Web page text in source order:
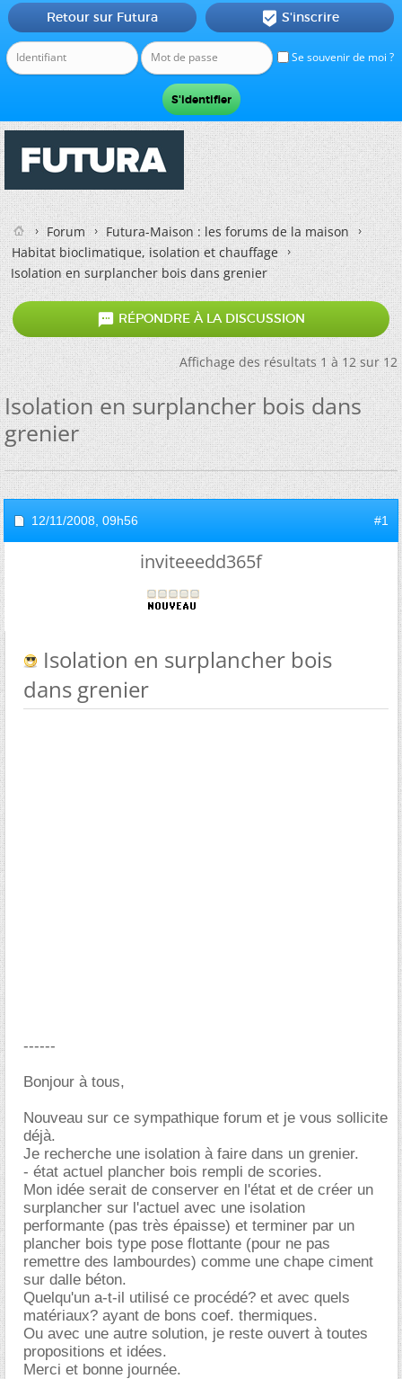
Se souvenir de moi ?
Retour sur Futura  S'inscrire
Forum
Futura-Maison : les forums de la maison
Habitat bioclimatique, isolation et chauffage
Isolation en surplancher bois dans grenier
 RÉPONDRE À LA DISCUSSION
Affichage des résultats 1 à 12 sur 12
Isolation en surplancher bois dans
grenier
12/11/2008, 09h56 #1
inviteeedd365f
Isolation en surplancher bois
dans grenier
------
Bonjour à tous,
Nouveau sur ce sympathique forum et je vous sollicite
déjà.
Je recherche une isolation à faire dans un grenier.
- état actuel plancher bois rempli de scories.
Mon idée serait de conserver en l'état et de créer un
surplancher sur l'actuel avec une isolation
performante (pas très épaisse) et terminer par un
plancher bois type pose flottante (pour ne pas
remettre des lambourdes) comme une chape ciment
sur dalle béton.
Quelqu'un a-t-il utilisé ce procédé? et avec quels
matériaux? ayant de bons coef. thermiques.
Ou avec une autre solution, je reste ouvert à toutes
propositions et idées.
Merci et bonne journée.